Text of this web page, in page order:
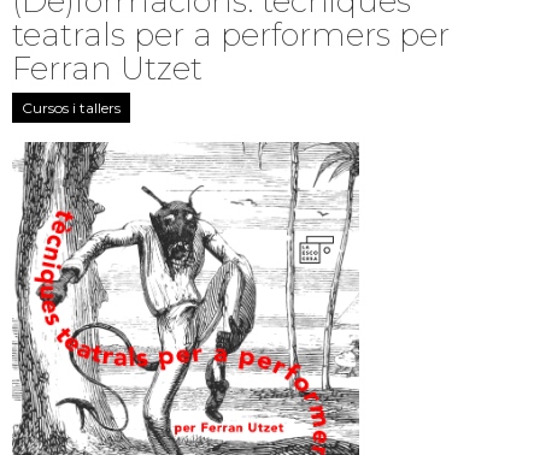
teatrals per a performers per
Ferran Utzet
Cursos i tallers